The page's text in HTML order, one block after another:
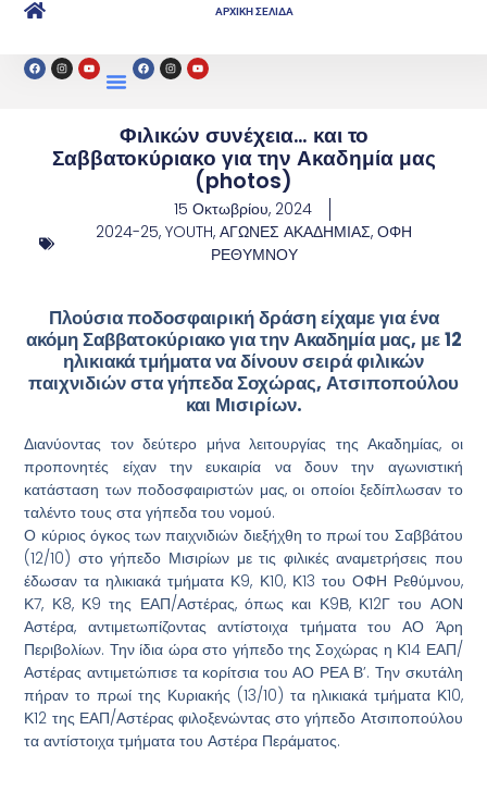
ΑΡΧΙΚΗ ΣΕΛΙΔΑ
Φιλικών συνέχεια… και το
Σαββατοκύριακο για την Ακαδημία μας
(photos)
15 Οκτωβρίου, 2024
2024-25, YOUTH, ΑΓΩΝΕΣ ΑΚΑΔΗΜΙΑΣ, ΟΦΗ
ΡΕΘΥΜΝΟΥ
Πλούσια ποδοσφαιρική δράση είχαμε για ένα
ακόμη Σαββατοκύριακο για την Ακαδημία μας, με 12
ηλικιακά τμήματα να δίνουν σειρά φιλικών
παιχνιδιών στα γήπεδα Σοχώρας, Ατσιποπούλου
και Μισιρίων.
Διανύοντας τον δεύτερο μήνα λειτουργίας της Ακαδημίας, οι
προπονητές είχαν την ευκαιρία να δουν την αγωνιστική
κατάσταση των ποδοσφαιριστών μας, οι οποίοι ξεδίπλωσαν το
ταλέντο τους στα γήπεδα του νομού.
Ο κύριος όγκος των παιχνιδιών διεξήχθη το πρωί του Σαββάτου
(12/10) στο γήπεδο Μισιρίων με τις φιλικές αναμετρήσεις που
έδωσαν τα ηλικιακά τμήματα Κ9, Κ10, Κ13 του ΟΦΗ Ρεθύμνου,
Κ7, Κ8, Κ9 της ΕΑΠ/Αστέρας, όπως και Κ9Β, Κ12Γ του ΑΟΝ
Αστέρα, αντιμετωπίζοντας αντίστοιχα τμήματα του ΑΟ Άρη
Περιβολίων. Την ίδια ώρα στο γήπεδο της Σοχώρας η Κ14 ΕΑΠ/
Αστέρας αντιμετώπισε τα κορίτσια του ΑΟ ΡΕΑ Β’. Την σκυτάλη
πήραν το πρωί της Κυριακής (13/10) τα ηλικιακά τμήματα Κ10,
Κ12 της ΕΑΠ/Αστέρας φιλοξενώντας στο γήπεδο Ατσιποπούλου
τα αντίστοιχα τμήματα του Αστέρα Περάματος.